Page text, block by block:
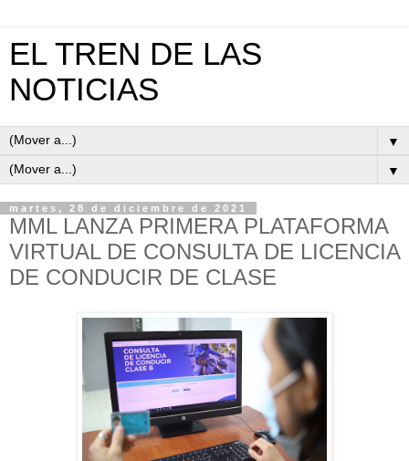
EL TREN DE LAS
NOTICIAS
▼
▼
martes, 28 de diciembre de 2021
MML LANZA PRIMERA PLATAFORMA
VIRTUAL DE CONSULTA DE LICENCIA
DE CONDUCIR DE CLASE